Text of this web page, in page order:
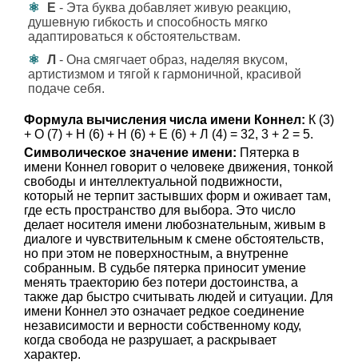
Е - Эта буква добавляет живую реакцию,
душевную гибкость и способность мягко
адаптироваться к обстоятельствам.
Л - Она смягчает образ, наделяя вкусом,
артистизмом и тягой к гармоничной, красивой
подаче себя.
Формула вычисления числа имени Коннел: К (3)
+ О (7) + Н (6) + Н (6) + Е (6) + Л (4) = 32, 3 + 2 = 5.
Символическое значение имени: Пятерка в
имени Коннел говорит о человеке движения, тонкой
свободы и интеллектуальной подвижности,
который не терпит застывших форм и оживает там,
где есть пространство для выбора. Это число
делает носителя имени любознательным, живым в
диалоге и чувствительным к смене обстоятельств,
но при этом не поверхностным, а внутренне
собранным. В судьбе пятерка приносит умение
менять траекторию без потери достоинства, а
также дар быстро считывать людей и ситуации. Для
имени Коннел это означает редкое соединение
независимости и верности собственному коду,
когда свобода не разрушает, а раскрывает
характер.